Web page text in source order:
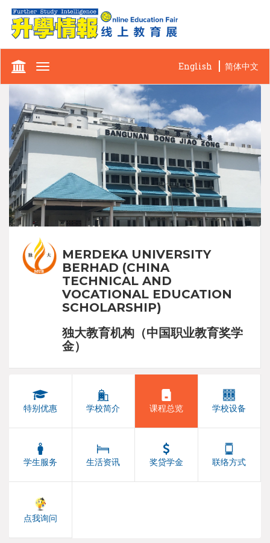
Toggle
English 简体中文
MERDEKA UNIVERSITY
BERHAD (CHINA
TECHNICAL AND
VOCATIONAL EDUCATION
SCHOLARSHIP)
独大教育机构（中国职业教育奖学
金）
特别优惠 学校简介 课程总览 学校设备
学生服务 生活资讯 奖贷学金 联络方式
点我询问